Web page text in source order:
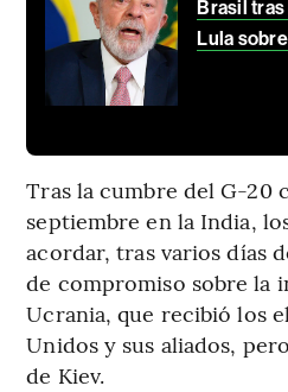
Brasil
Lula
Tras la cumbre del G-20
septiembre en la India,
acordar, tras varios días
de compromiso sobre la
Ucrania, que recibió los
Unidos y sus aliados,
de Kiev.